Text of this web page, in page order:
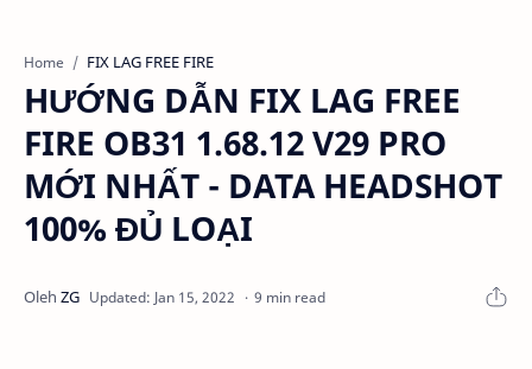
Home FIX LAG FREE FIRE
HƯỚNG DẪN FIX LAG FREE
FIRE OB31 1.68.12 V29 PRO
MỚI NHẤT - DATA HEADSHOT
100% ĐỦ LOẠI
9 min read